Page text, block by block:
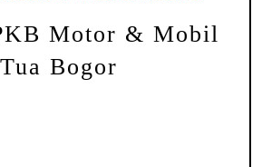
Motor & Mobil
Tua Bogor